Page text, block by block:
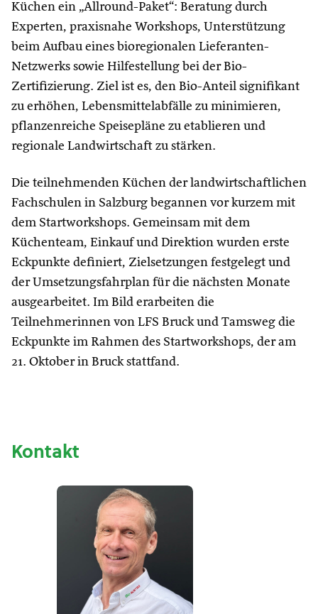
Küchen ein „Allround-Paket“: Beratung durch
Experten, praxisnahe Workshops, Unterstützung
beim Aufbau eines bioregionalen Lieferanten-
Netzwerks sowie Hilfestellung bei der Bio-
Zertifizierung. Ziel ist es, den Bio-Anteil signifikant
zu erhöhen, Lebensmittelabfälle zu minimieren,
pflanzenreiche Speisepläne zu etablieren und
regionale Landwirtschaft zu stärken.
Die teilnehmenden Küchen der landwirtschaftlichen
Fachschulen in Salzburg begannen vor kurzem mit
dem Startworkshops. Gemeinsam mit dem
Küchenteam, Einkauf und Direktion wurden erste
Eckpunkte definiert, Zielsetzungen festgelegt und
der Umsetzungsfahrplan für die nächsten Monate
ausgearbeitet. Im Bild erarbeiten die
Teilnehmerinnen von LFS Bruck und Tamsweg die
Eckpunkte im Rahmen des Startworkshops, der am
21. Oktober in Bruck stattfand.
Kontakt